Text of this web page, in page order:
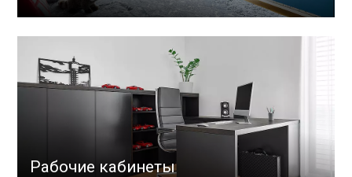
Рабочие кабинеты